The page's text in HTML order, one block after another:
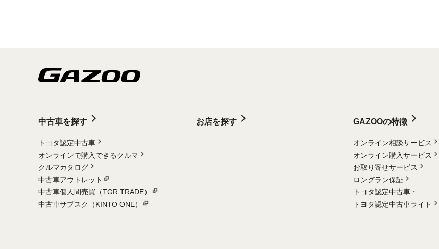
中古車を探す
トヨタ認定中古車
オンラインで購入できるクルマ
クルマカタログ
中古車アウトレット
中古車個人間売買（TGR TRADE）
中古車サブスク（KINTO ONE）
お店を探す GAZOOの特徴
オンライン相談サービス
オンライン購入サービス
お取り寄せサービス
ロングラン保証
トヨタ認定中古車・
トヨタ認定中古車ライト